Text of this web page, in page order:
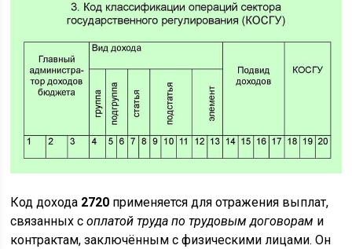
Код дохода 2720 применяется для отражения выплат,
связанных соплатой труда по трудовым договорам и
контрактам, заключённым с физическими лицами. Он